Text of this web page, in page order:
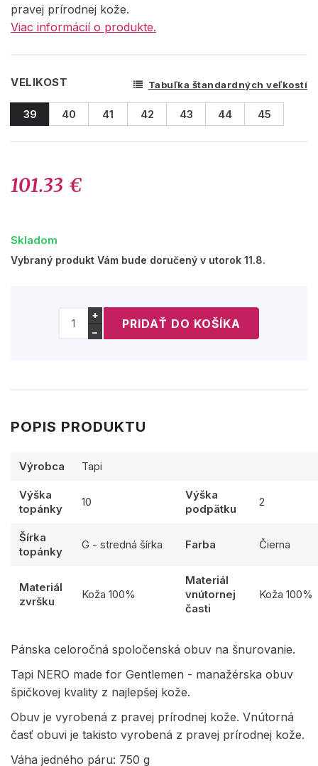
pravej prírodnej kože.
Viac informácií o produkte.
VELIKOST Tabuľka štandardných veľkostí
39 40 41 42 43 44 45
101.33 €
Skladom
Vybraný produkt Vám bude doručený v utorok 11.8.
+
−
POPIS PRODUKTU
Výrobca Tapi
Výška
topánky
10
Výška
podpätku
2
Šírka
topánky
G - stredná šírka Farba Čierna
Materiál
zvršku
Koža 100%
Materiál
vnútornej
časti
Koža 100%
Pánska celoročná spoločenská obuv na šnurovanie.
Tapi NERO made for Gentlemen - manažérska obuv
špičkovej kvality z najlepšej kože.
Obuv je vyrobená z pravej prírodnej kože. Vnútorná
časť obuvi je takisto vyrobená z pravej prírodnej kože.
Váha jedného páru: 750 g